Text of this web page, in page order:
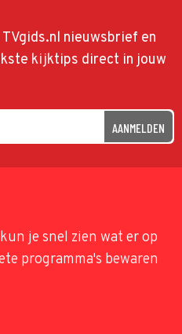
nieuwsbrief en
kijktips direct in jouw
AANMELDEN
je snel zien wat er op
programma's bewaren